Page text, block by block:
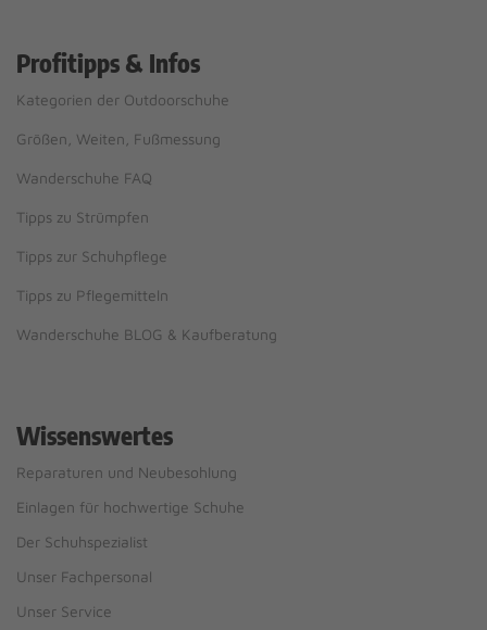
Profitipps & Infos
Kategorien der Outdoorschuhe
Größen, Weiten, Fußmessung
Wanderschuhe FAQ
Tipps zu Strümpfen
Tipps zur Schuhpflege
Tipps zu Pflegemitteln
Wanderschuhe BLOG & Kaufberatung
Wissenswertes
Reparaturen und Neubesohlung
Einlagen für hochwertige Schuhe
Der Schuhspezialist
Unser Fachpersonal
Unser Service